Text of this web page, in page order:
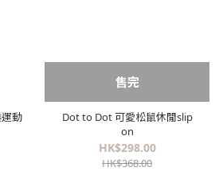
動
售完
Dot to Dot 可愛松鼠休閒slip
on
HK$298.00
HK$368.00